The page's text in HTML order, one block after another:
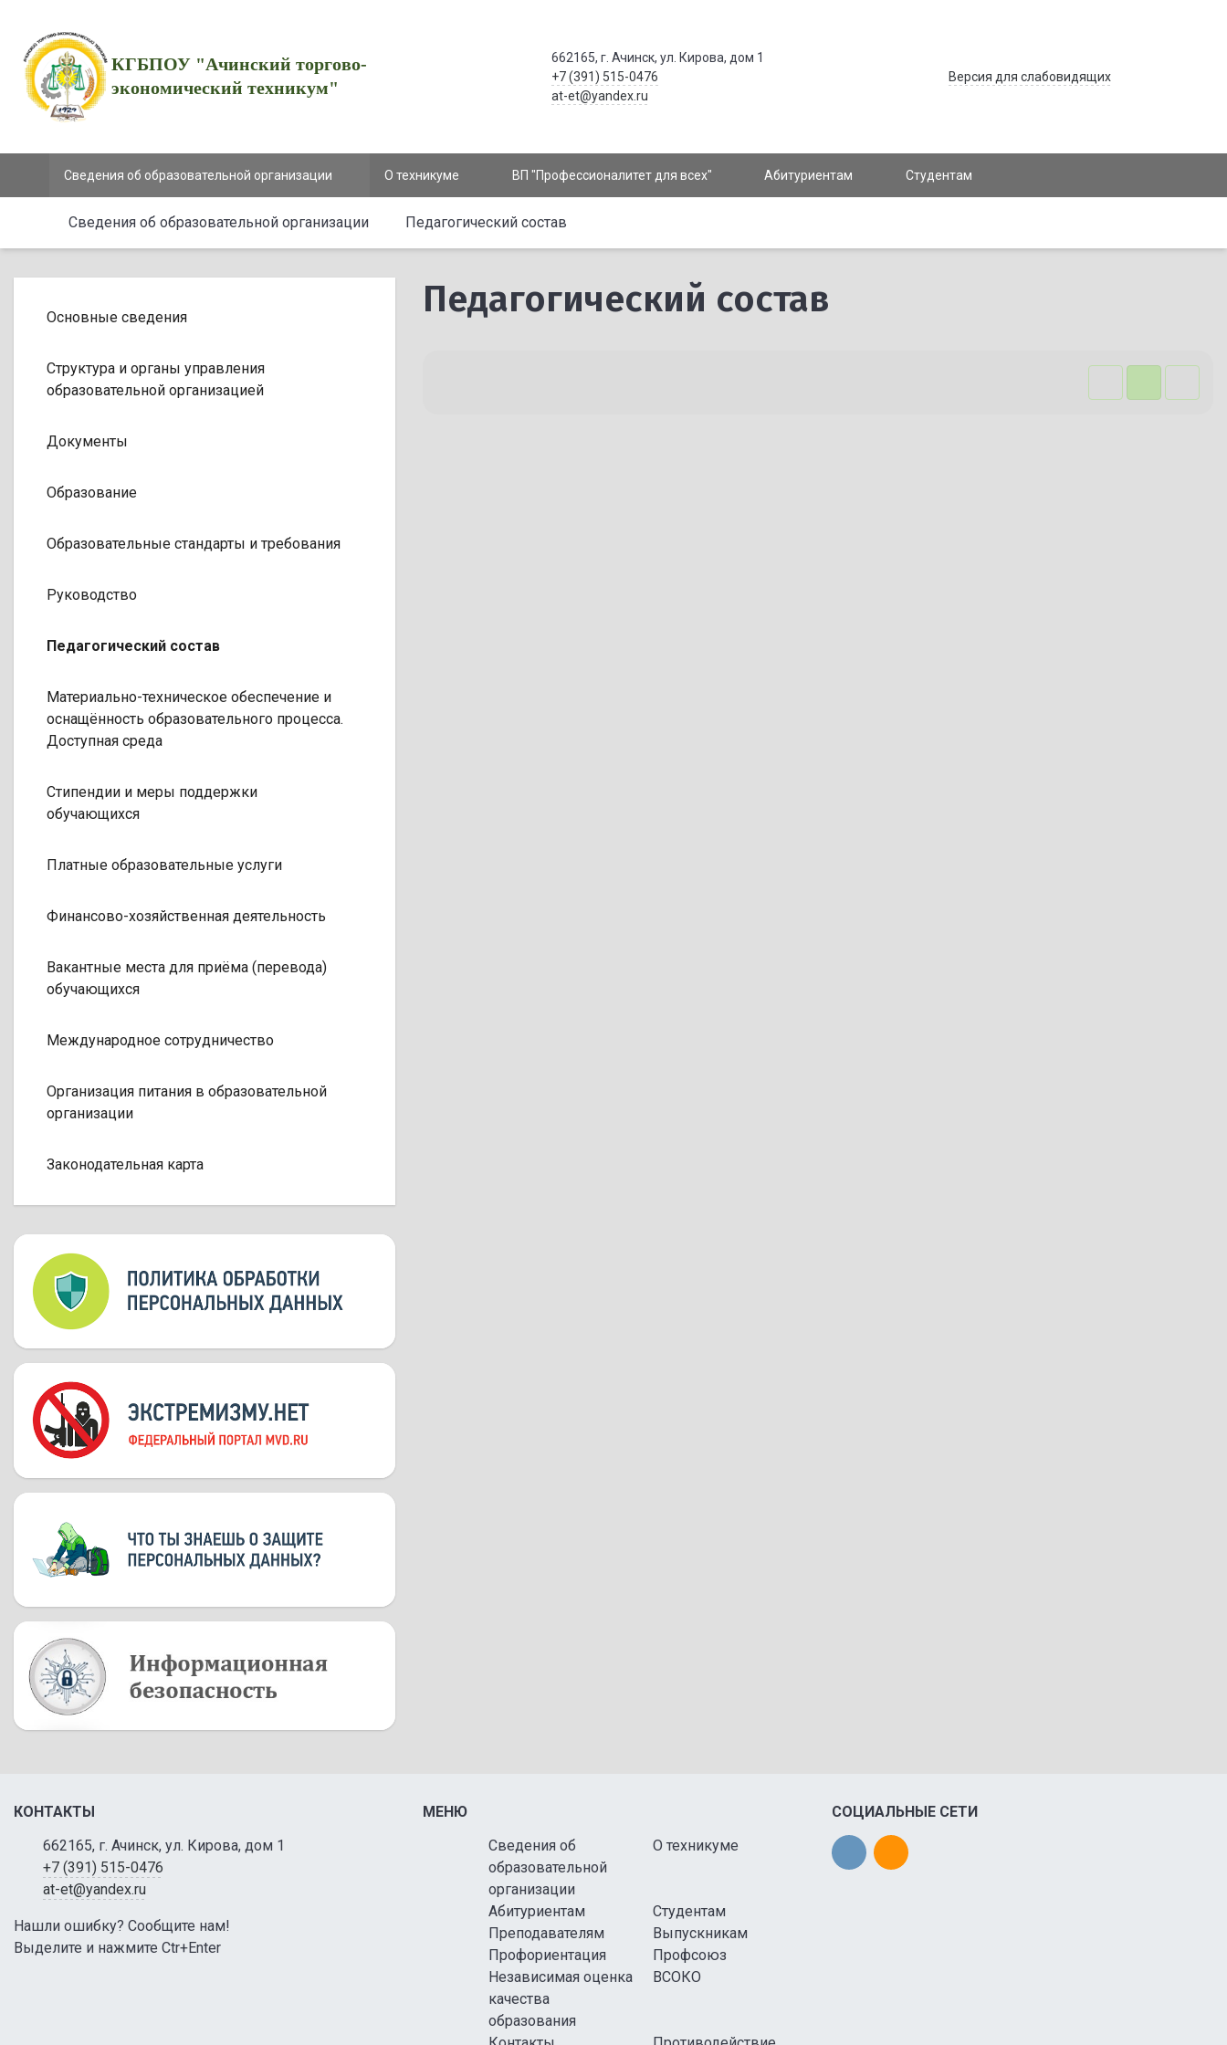
КГБПОУ "Ачинский торгово-
экономический техникум"
662165, г. Ачинск, ул. Кирова, дом 1
+7 (391) 515-0476
at-et@yandex.ru
Версия для слабовидящих
Сведения об образовательной организации О техникуме ВП "Профессионалитет для всех" Абитуриентам Студентам
Сведения об образовательной организации Педагогический состав
Основные сведения
Структура и органы управления
образовательной организацией
Документы
Образование
Образовательные стандарты и требования
Руководство
Педагогический состав
Материально-техническое обеспечение и
оснащённость образовательного процесса.
Доступная среда
Стипендии и меры поддержки
обучающихся
Платные образовательные услуги
Финансово-хозяйственная деятельность
Вакантные места для приёма (перевода)
обучающихся
Международное сотрудничество
Организация питания в образовательной
организации
Законодательная карта
Педагогический состав
КОНТАКТЫ
662165, г. Ачинск, ул. Кирова, дом 1
+7 (391) 515-0476
at-et@yandex.ru
Нашли ошибку? Сообщите нам!
Выделите и нажмите Ctr+Enter
МЕНЮ
Сведения об
образовательной
организации
О техникуме
Абитуриентам
Студентам
Преподавателям
Выпускникам
Профориентация
Профсоюз
Независимая оценка
качества
образования
ВСОКО
СОЦИАЛЬНЫЕ СЕТИ